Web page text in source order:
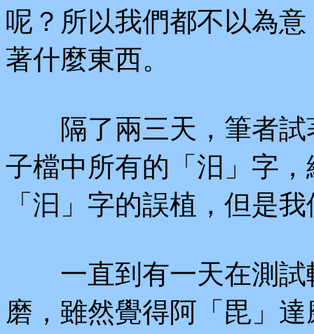
呢？所以我們都不以為
著什麼東西。
隔了兩三天，筆者試
子檔中所有的「汨」字
「汩」字的誤植，但是
一直到有一天在測試
磨，雖然覺得阿「毘」